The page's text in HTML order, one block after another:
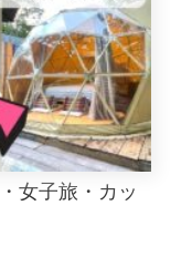
女子旅・カッ